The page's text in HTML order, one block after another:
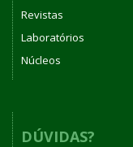
Revistas
Laboratórios
Núcleos
DÚVIDAS?